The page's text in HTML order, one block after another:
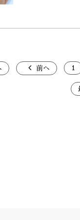
前へ 1